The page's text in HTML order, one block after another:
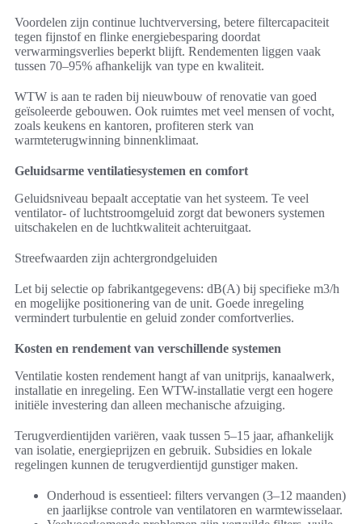
Voordelen zijn continue luchtverversing, betere filtercapaciteit
tegen fijnstof en flinke energiebesparing doordat
verwarmingsverlies beperkt blijft. Rendementen liggen vaak
tussen 70–95% afhankelijk van type en kwaliteit.
WTW is aan te raden bij nieuwbouw of renovatie van goed
geïsoleerde gebouwen. Ook ruimtes met veel mensen of vocht,
zoals keukens en kantoren, profiteren sterk van
warmteterugwinning binnenklimaat.
Geluidsarme ventilatiesystemen en comfort
Geluidsniveau bepaalt acceptatie van het systeem. Te veel
ventilator- of luchtstroomgeluid zorgt dat bewoners systemen
uitschakelen en de luchtkwaliteit achteruitgaat.
Streefwaarden zijn achtergrondgeluiden
Let bij selectie op fabrikantgegevens: dB(A) bij specifieke m3/h
en mogelijke positionering van de unit. Goede inregeling
vermindert turbulentie en geluid zonder comfortverlies.
Kosten en rendement van verschillende systemen
Ventilatie kosten rendement hangt af van unitprijs, kanaalwerk,
installatie en inregeling. Een WTW-installatie vergt een hogere
initiële investering dan alleen mechanische afzuiging.
Terugverdientijden variëren, vaak tussen 5–15 jaar, afhankelijk
van isolatie, energieprijzen en gebruik. Subsidies en lokale
regelingen kunnen de terugverdientijd gunstiger maken.
Onderhoud is essentieel: filters vervangen (3–12 maanden)
en jaarlijkse controle van ventilatoren en warmtewisselaar.